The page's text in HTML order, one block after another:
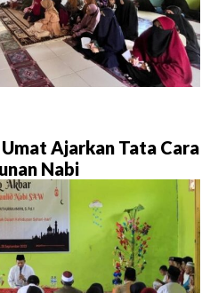
Ajarkan Tata Cara
Nabi